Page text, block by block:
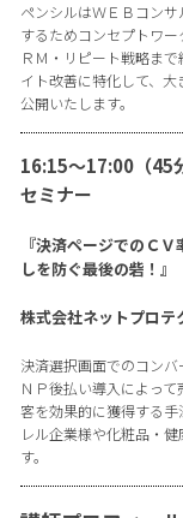
ペンシルはＷＥＢコン
するためコンセプトワ
ＲＭ・リピート戦略ま
イト改善に特化して、
公開いたします。
16:15〜17:00（45
セミナー
『決済ページでのＣ
しを防ぐ最後の砦！』
株式会社ネットプロ
決済選択画面でのコン
ＮＰ後払い導入によっ
客を効果的に獲得する
レル企業様や化粧品・
す。